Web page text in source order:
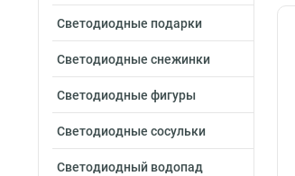
Светодиодные подарки
Светодиодные снежинки
Светодиодные фигуры
Светодиодные сосульки
Светодиодный водопад